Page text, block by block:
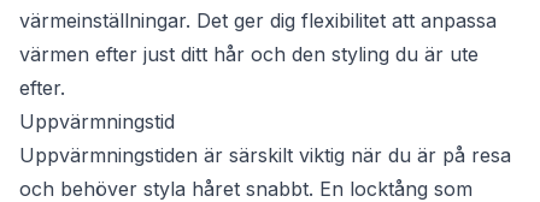
värmeinställningar. Det ger dig flexibilitet att anpassa
värmen efter just ditt hår och den styling du är ute
efter.
Uppvärmningstid
Uppvärmningstiden är särskilt viktig när du är på resa
och behöver styla håret snabbt. En locktång som